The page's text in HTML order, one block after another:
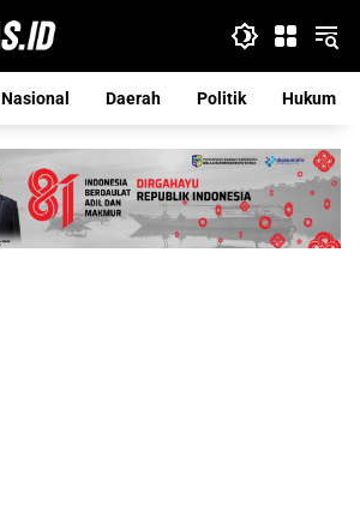
Nasional Daerah Politik Hukum